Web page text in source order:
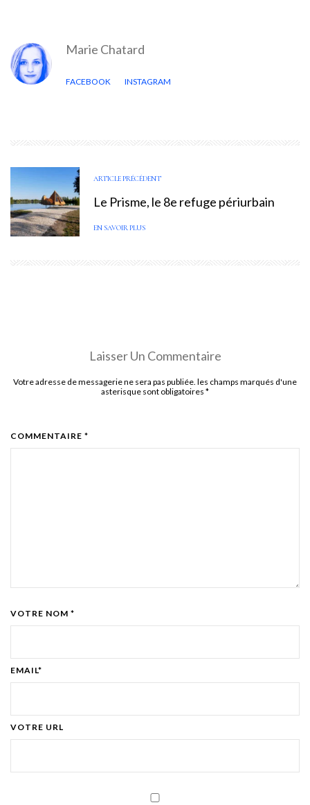
Marie Chatard
FACEBOOK INSTAGRAM
ARTICLE PRÉCÉDENT
Le Prisme, le 8e refuge périurbain
EN SAVOIR PLUS
Laisser Un Commentaire
Votre adresse de messagerie ne sera pas publiée. les champs marqués d'une
asterisque sont obligatoires *
COMMENTAIRE *
VOTRE NOM *
EMAIL*
VOTRE URL